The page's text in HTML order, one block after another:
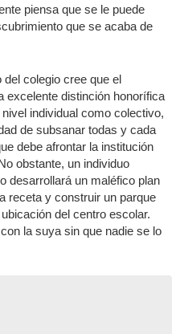
piensa que se le puede
que se acaba de
colegio cree que el
excelente distinción honorífica
individual como colectivo,
de subsanar todas y cada
debe afrontar la institución
obstante, un individuo
desarrollará un maléfico plan
receta y construir un parque
del centro escolar.
la suya sin que nadie se lo